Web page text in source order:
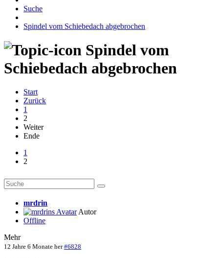
Suche
Spindel vom Schiebedach abgebrochen
Spindel vom
Schiebedach abgebrochen
Start
Zurück
1
2
Weiter
Ende
1
2
mrdrin
Autor
Offline
Mehr
12 Jahre 6 Monate her #6828